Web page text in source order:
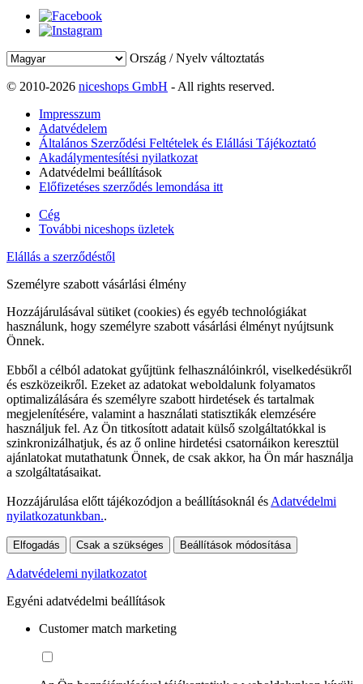
Ország / Nyelv változtatás
© 2010-2026 niceshops GmbH - All rights reserved.
Impresszum
Adatvédelem
Általános Szerződési Feltételek és Elállási Tájékoztató
Akadálymentesítési nyilatkozat
Adatvédelmi beállítások
Előfizetéses szerződés lemondása itt
Cég
További niceshops üzletek
Elállás a szerződéstől
Személyre szabott vásárlási élmény
Hozzájárulásával sütiket (cookies) és egyéb technológiákat
használunk, hogy személyre szabott vásárlási élményt nyújtsunk
Önnek.
Ebből a célból adatokat gyűjtünk felhasználóinkról, viselkedésükről
és eszközeikről. Ezeket az adatokat weboldalunk folyamatos
optimalizálására és személyre szabott hirdetések és tartalmak
megjelenítésére, valamint a használati statisztikák elemzésére
használjuk fel. Az Ön titkosított adatait külső szolgáltatókkal is
szinkronizálhatjuk, és az ő online hirdetési csatornáikon keresztül
ajánlatokat mutathatunk Önnek, de csak akkor, ha Ön már használja
a szolgáltatásaikat.
Hozzájárulása előtt tájékozódjon a beállításoknál és Adatvédelmi
nyilatkozatunkban..
Elfogadás Csak a szükséges Beállítások módosítása
Adatvédelemi nyilatkozatot
Egyéni adatvédelmi beállítások
Customer match marketing